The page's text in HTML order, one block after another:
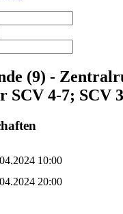
(9) -
SCV 4-7; SCV
10:00
20:00